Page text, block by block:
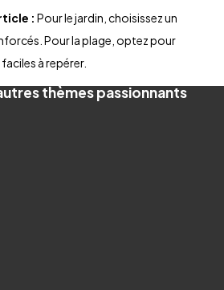
: Pour le jardin, choisissez un
Pour la plage, optez pour
à repérer.
thèmes passionnants